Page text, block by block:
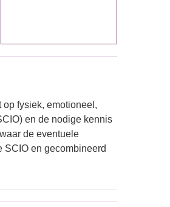
fysiek, emotioneel,
en de nodige kennis
de eventuele
SCIO en gecombineerd